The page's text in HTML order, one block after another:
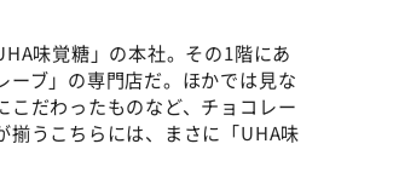
味覚糖」の本社。その1階にあ
ブ」の専門店だ。ほかでは見な
こだわったものなど、チョコレー
揃うこちらには、まさに「UHA味